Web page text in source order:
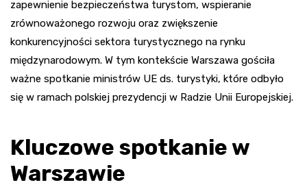
zapewnienie bezpieczeństwa turystom, wspieranie
zrównoważonego rozwoju oraz zwiększenie
konkurencyjności sektora turystycznego na rynku
międzynarodowym. W tym kontekście Warszawa gościła
ważne spotkanie ministrów UE ds. turystyki, które odbyło
się w ramach polskiej prezydencji w Radzie Unii Europejskiej.
Kluczowe spotkanie w
Warszawie